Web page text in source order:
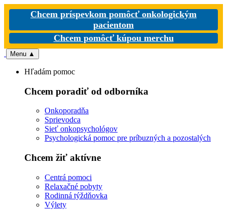
Chcem príspevkom pomôcť onkologickým
pacientom
Chcem pomôcť kúpou merchu
Menu ▲
Hľadám pomoc
Chcem poradiť od odborníka
Onkoporadňa
Sprievodca
Sieť onkopsychológov
Psychologická pomoc pre príbuzných a pozostalých
Chcem žiť aktívne
Centrá pomoci
Relaxačné pobyty
Rodinná týždňovka
Výlety